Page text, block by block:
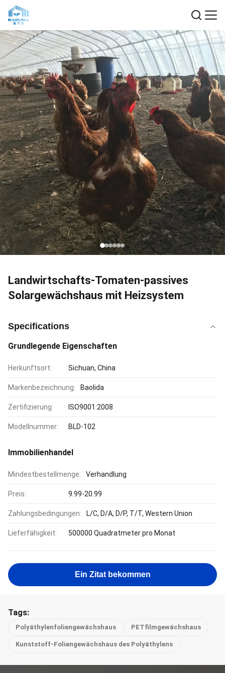
Landwirtschafts-Tomaten-passives
Solargewächshaus mit Heizsystem
Specifications
Grundlegende Eigenschaften
Herkunftsort: Sichuan, China
Markenbezeichnung: Baolida
Zertifizierung: ISO9001:2008
Modellnummer: BLD-102
Immobilienhandel
Mindestbestellmenge: Verhandlung
Preis: 9.99-20.99
Zahlungsbedingungen: L/C, D/A, D/P, T/T, Western Union
Lieferfähigkeit: 500000 Quadratmeter pro Monat
Ein Zitat bekommen
Tags:
Polyäthylenfoliengewächshaus PETfilmgewächshaus
Kunststoff-Foliengewächshaus des Polyäthylens